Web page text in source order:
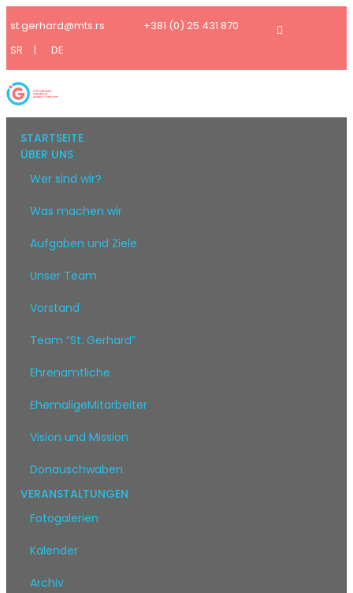
st.gerhard@mts.rs
+381 (0) 25 431 870
SR
| DE
STARTSEITE
ÜBER UNS
Wer sind wir?
Was machen wir
Aufgaben und Ziele
Unser Team
Vorstand
Team “St. Gerhard”
Ehrenamtliche
EhemaligeMitarbeiter
Vision und Mission
Donauschwaben
VERANSTALTUNGEN
Fotogalerien
Kalender
Archiv